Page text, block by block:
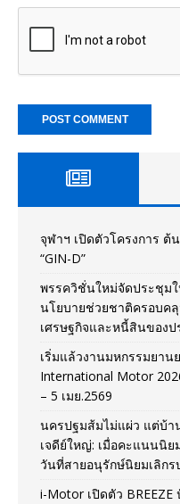
จุฬาฯ เปิดตัวโครงการ
“GIN-D”
พรรควิชั่นใหม่จัดประชุม
นโยบายช่วยชาติครอบค
เศรษฐกิจและหนี้สินของป
เริ่มแล้วงานมหกรรมยาน
International Motor
– 5 เมย.2569
นครปฐมส้มไม่แผ่ว แต่บ้า
เจดีย์ใหญ่: เมื่อคะแนนนิย
วันที่สายอนุรักษ์นิยมเลิกร
i-Motor เปิดตัว BREEZE